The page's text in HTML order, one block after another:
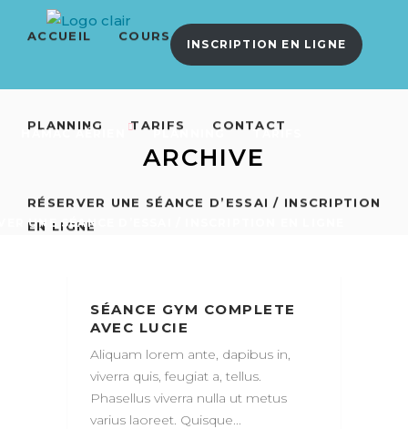
HAMAC AÉRIEN PLANNING TARIFS
UNE SÉANCE D’ESSAI / INSCRIPTION EN LIGNE
INSCRIPTION EN LIGNE
ACCUEIL COURS
PLANNING TARIFS CONTACT
RÉSERVER UNE SÉANCE D’ESSAI / INSCRIPTION
EN LIGNE
ARCHIVE
SÉANCE GYM COMPLETE
AVEC LUCIE
Aliquam lorem ante, dapibus in,
viverra quis, feugiat a, tellus.
Phasellus viverra nulla ut metus
varius laoreet. Quisque...